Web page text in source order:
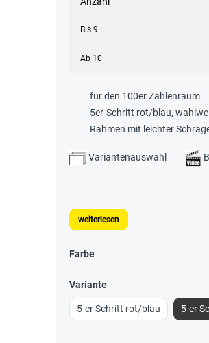
Bis 9
Ab 10
für den 100er Zahlenraum
5er-Schritt rot/blau,
Rahmen mit leichter
Variantenauswahl
weiterlesen
Farbe
Variante
5-er Schritt rot/blau 5-er